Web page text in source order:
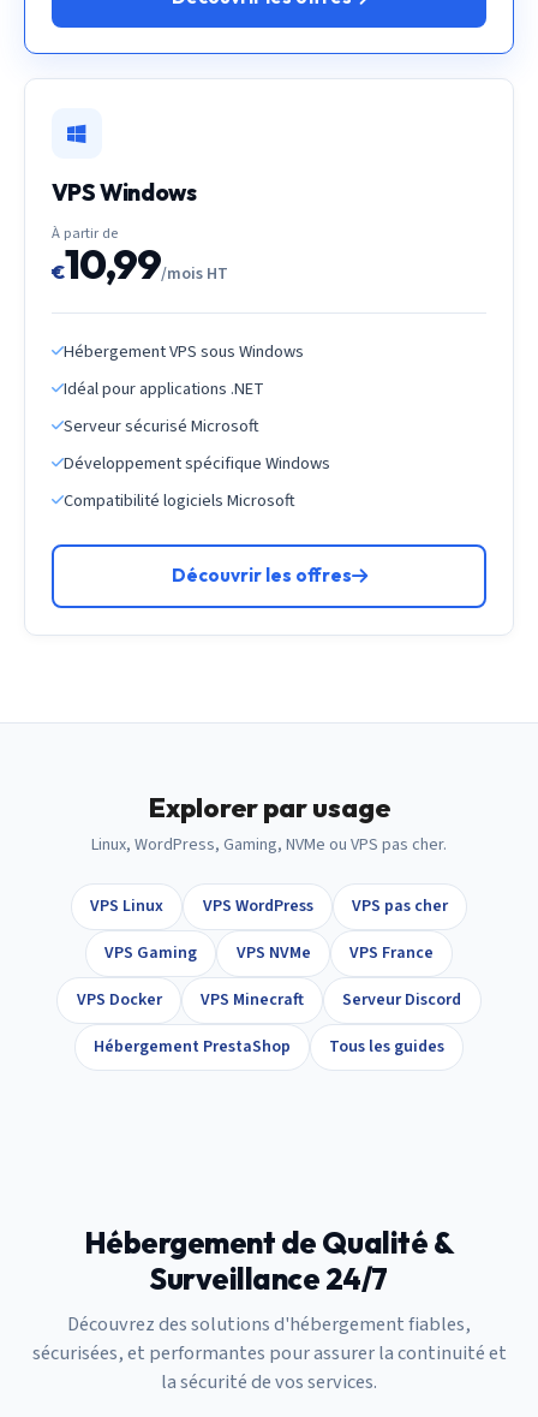
VPS Windows
À partir de
€10,99/mois HT
Hébergement VPS sous Windows
Idéal pour applications .NET
Serveur sécurisé Microsoft
Développement spécifique Windows
Compatibilité logiciels Microsoft
Découvrir les offres
Explorer par usage
Linux, WordPress, Gaming, NVMe ou VPS pas cher.
VPS Linux VPS WordPress
VPS pas cher
VPS Gaming
VPS NVMe
VPS France
VPS Docker
VPS Minecraft
Serveur Discord
Hébergement PrestaShop
Tous les guides
Hébergement de Qualité &
Surveillance 24/7
Découvrez des solutions d'hébergement fiables,
sécurisées, et performantes pour assurer la continuité et
la sécurité de vos services.